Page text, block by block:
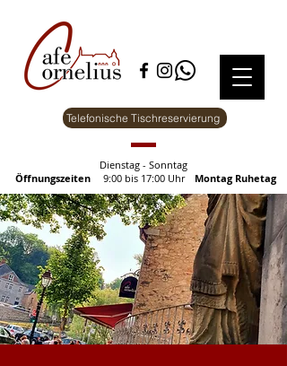
Telefonische Tischreservierung
Montag Ruhetag
Dienstag - Sonntag
9:00 bis 17:00 Uhr
Öffnungszeiten